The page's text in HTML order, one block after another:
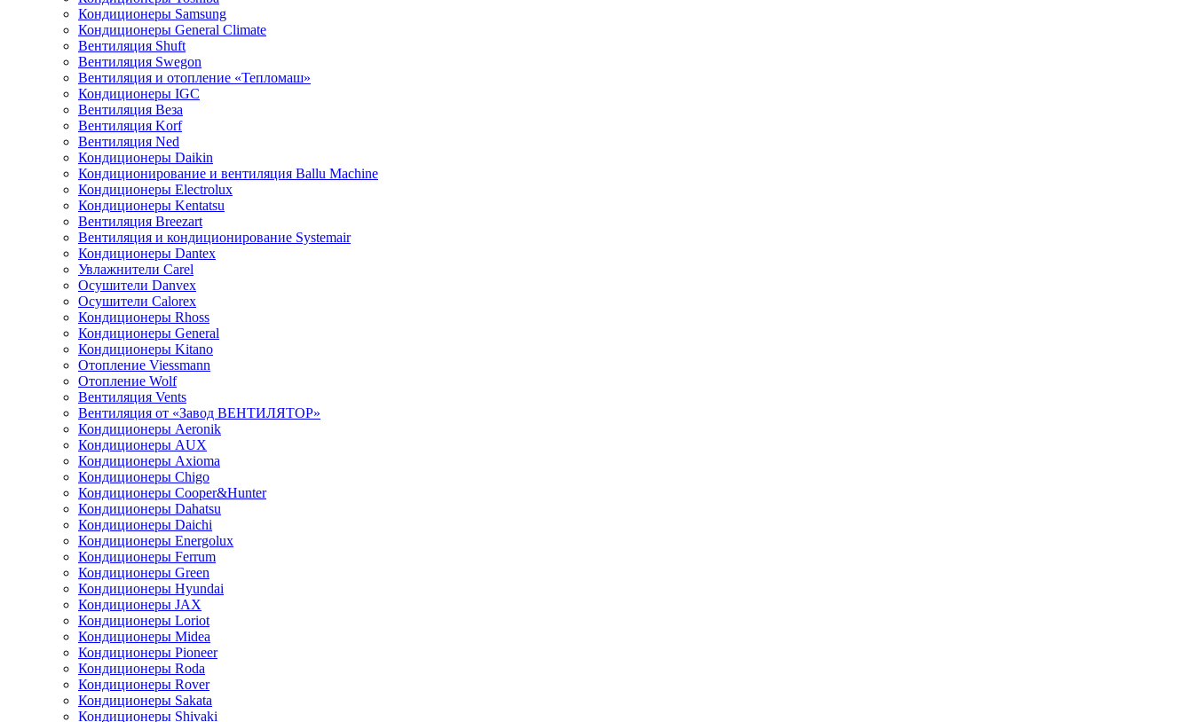
Кондиционеры Samsung
Кондиционеры General Climate
Вентиляция Shuft
Вентиляция Swegon
Вентиляция и отопление «Тепломаш»
Кондиционеры IGC
Вентиляция Веза
Вентиляция Korf
Вентиляция Ned
Кондиционеры Daikin
Кондиционирование и вентиляция Ballu Machine
Кондиционеры Electrolux
Кондиционеры Kentatsu
Вентиляция Breezart
Вентиляция и кондиционирование Systemair
Кондиционеры Dantex
Увлажнители Carel
Осушители Danvex
Осушители Calorex
Кондиционеры Rhoss
Кондиционеры General
Кондиционеры Kitano
Отопление Viessmann
Отопление Wolf
Вентиляция Vents
Вентиляция от «Завод ВЕНТИЛЯТОР»
Кондиционеры Aeronik
Кондиционеры AUX
Кондиционеры Axioma
Кондиционеры Chigo
Кондиционеры Cooper&Hunter
Кондиционеры Dahatsu
Кондиционеры Daichi
Кондиционеры Energolux
Кондиционеры Ferrum
Кондиционеры Green
Кондиционеры Hyundai
Кондиционеры JAX
Кондиционеры Loriot
Кондиционеры Midea
Кондиционеры Pioneer
Кондиционеры Roda
Кондиционеры Rover
Кондиционеры Sakata
Кондиционеры Shivaki